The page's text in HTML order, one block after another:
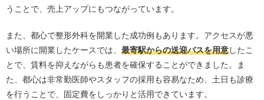
うことで、売上アップにもつながっています。
また、都心で整形外科を開業した成功例もあります。アクセスが悪
い場所に開業したケースでは、 最寄駅からの送迎バスを用意したこ
とで、賃料を抑えながらも患者を確保することができました。ま
た、都心は非常勤医師やスタッフの採用も容易なため、土日も診療
を行うことで、固定費をしっかりと活用できています。